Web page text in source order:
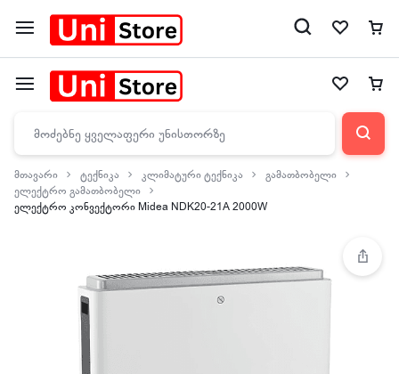
მთავარი ტექნიკა კლიმატური ტექნიკა
გამათბობელი
ელექტრო გამათბობელი
ელექტრო კონვექტორი Midea NDK20-21A 2000W